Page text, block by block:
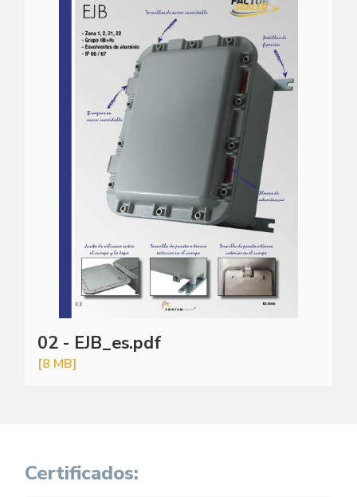
02 - EJB_es.pdf
[8 MB]
Certificados: